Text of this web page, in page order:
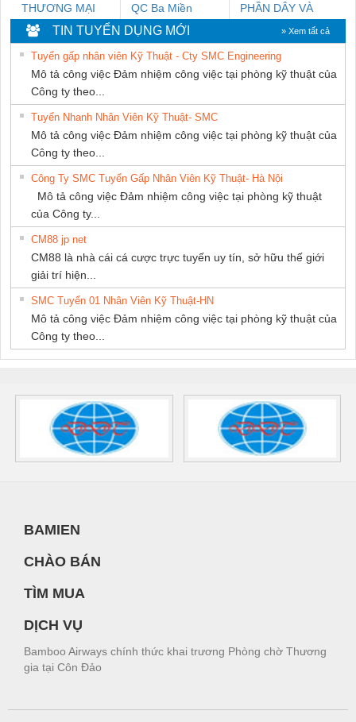
THƯƠNG MẠI
THIÊN ÂN VIỆT
NAM
QC Ba Miền
PHẦN DÂY VÀ
CÁP ĐIỆN
THƯỢNG ĐÌNH
TIN TUYỂN DỤNG MỚI » Xem tất cả
Tuyển gấp nhân viên Kỹ Thuật - Cty SMC Engineering
Mô tả công việc Đảm nhiệm công việc tại phòng kỹ thuật của
Công ty theo...
Tuyển Nhanh Nhân Viên Kỹ Thuật- SMC
Mô tả công việc Đảm nhiệm công việc tại phòng kỹ thuật của
Công ty theo...
Công Ty SMC Tuyển Gấp Nhân Viên Kỹ Thuật- Hà Nội
Mô tả công việc Đảm nhiệm công việc tại phòng kỹ thuật
của Công ty...
CM88 jp net
CM88 là nhà cái cá cược trực tuyến uy tín, sở hữu thế giới
giải trí hiện...
SMC Tuyển 01 Nhân Viên Kỹ Thuật-HN
Mô tả công việc Đảm nhiệm công việc tại phòng kỹ thuật của
Công ty theo...
BAMIEN
CHÀO BÁN
TÌM MUA
DỊCH VỤ
Bamboo Airways chính thức khai trương Phòng chờ Thương
gia tại Côn Đảo